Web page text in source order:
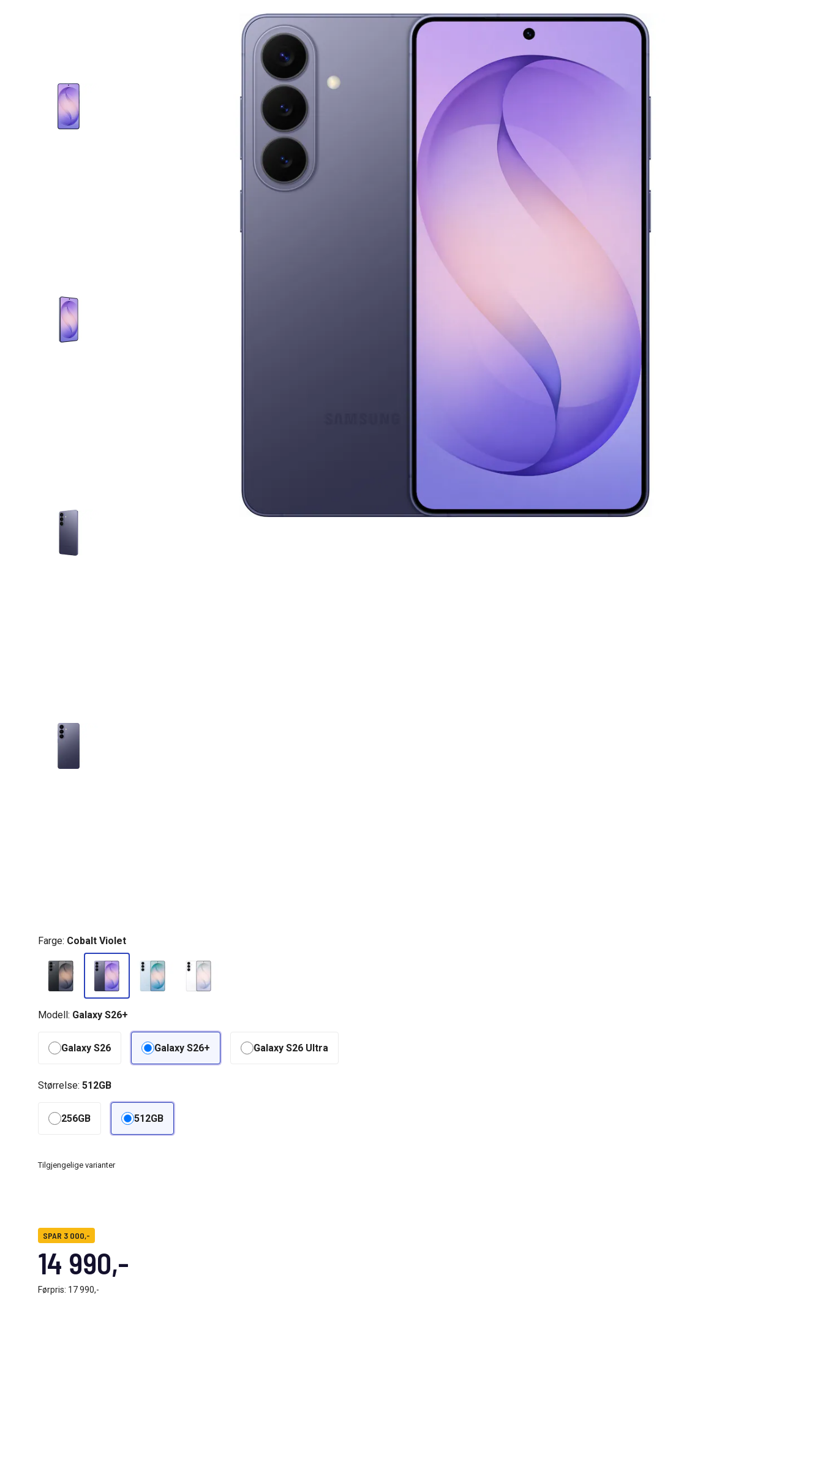
SPAR 3 000,-
14 990,-
Førpris: 17 990,-
Farge: Cobalt Violet
Modell: Galaxy S26+
Galaxy S26 Galaxy S26+ Galaxy S26 Ultra
Størrelse: 512GB
256GB 512GB
Tilgjengelige varianter